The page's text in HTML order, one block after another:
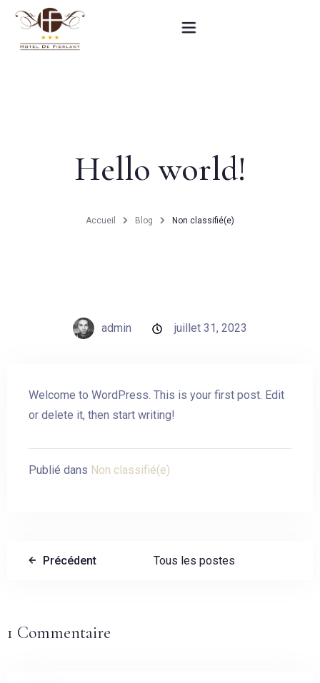
Informations pratiques
Hello world!
Accueil Blog Non classifié(e)
admin juillet 31, 2023
Welcome to WordPress. This is your first post. Edit
or delete it, then start writing!
Publié dans Non classifié(e)
Précédent Tous les postes
1 Commentaire